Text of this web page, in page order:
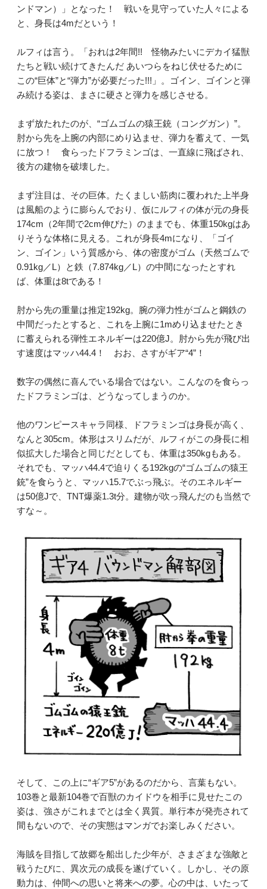
ンドマン）」となった！ 戦いを見守っていた人々による
と、身長は4mだという！
ルフィは言う。「おれは2年間!! 怪物みたいにデカイ猛獣
たちと戦い続けてきたんだ あいつらをねじ伏せるために
この“巨体”と“弾力”が必要だった!!!」。ゴイン、ゴインと弾
み続ける姿は、まさに硬さと弾力を感じさせる。
まず放たれたのが、“ゴムゴムの猿王銃（コングガン）”。
肘から先を上腕の内部にめり込ませ、弾力を蓄えて、一気
に放つ！ 食らったドフラミンゴは、一直線に飛ばされ、
後方の建物を破壊した。
まず注目は、その巨体。たくましい筋肉に覆われた上半身
は風船のように膨らんでおり、仮にルフィの体が元の身長
174cm（2年間で2cm伸びた）のままでも、体重150kgはあ
りそうな体格に見える。これが身長4mになり、「ゴイ
ン、ゴイン」いう質感から、体の密度がゴム（天然ゴムで
0.91kg／L）と鉄（7.874kg／L）の中間になったとすれ
ば、体重は8tである！
肘から先の重量は推定192kg。腕の弾力性がゴムと鋼鉄の
中間だったとすると、これを上腕に1mめり込ませたとき
に蓄えられる弾性エネルギーは220億J。肘から先が飛び出
す速度はマッハ44.4！ おお、さすがギア“4”！
数字の偶然に喜んでいる場合ではない。こんなのを食らっ
たドフラミンゴは、どうなってしまうのか。
他のワンピースキャラ同様、ドフラミンゴは身長が高く、
なんと305cm。体形はスリムだが、ルフィがこの身長に相
似拡大した場合と同じだとしても、体重は350kgもある。
それでも、マッハ44.4で迫りくる192kgの“ゴムゴムの猿王
銃”を食らうと、マッハ15.7でぶっ飛ぶ。そのエネルギー
は50億Jで、TNT爆薬1.3t分。建物が吹っ飛んだのも当然で
すな～。
そして、この上に“ギア5”があるのだから、言葉もない。
103巻と最新104巻で百獣のカイドウを相手に見せたこの
姿は、強さがこれまでとは全く異質。単行本が発売されて
間もないので、その実態はマンガでお楽しみください。
海賊を目指して故郷を船出した少年が、さまざまな強敵と
戦うたびに、異次元の成長を遂げていく。しかし、その原
動力は、仲間への思いと将来への夢。心の中は、いたって